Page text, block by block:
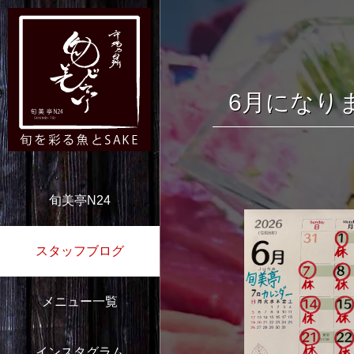
旬美亭N24
スタッフブログ
メニュー一覧
6月になり